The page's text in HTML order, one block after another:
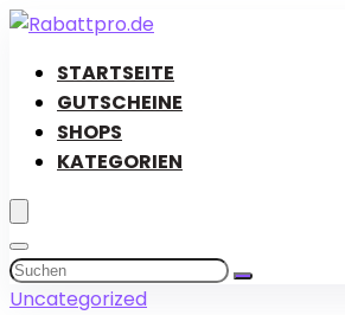
STARTSEITE
GUTSCHEINE
SHOPS
KATEGORIEN
Uncategorized